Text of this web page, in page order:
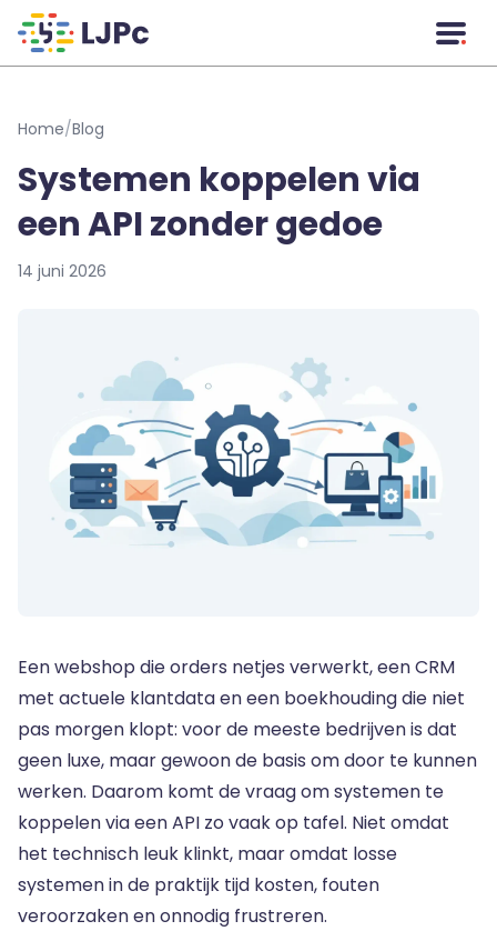
Home/Blog
Systemen koppelen via
een API zonder gedoe
14 juni 2026
Een webshop die orders netjes verwerkt, een CRM
met actuele klantdata en een boekhouding die niet
pas morgen klopt: voor de meeste bedrijven is dat
geen luxe, maar gewoon de basis om door te kunnen
werken. Daarom komt de vraag om systemen te
koppelen via een API zo vaak op tafel. Niet omdat
het technisch leuk klinkt, maar omdat losse
systemen in de praktijk tijd kosten, fouten
veroorzaken en onnodig frustreren.